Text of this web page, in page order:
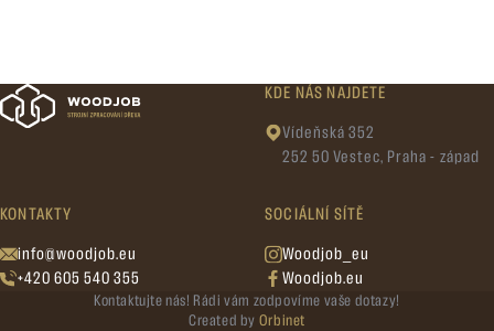
KDE NÁS NAJDETE
Vídeňská 352
252 50 Vestec, Praha - západ
KONTAKTY
info@woodjob.eu
+420 605 540 355
SOCIÁLNÍ SÍTĚ
Woodjob_eu
Woodjob.eu
Kontaktujte nás! Rádi vám zodpovíme vaše dotazy!
Created by Orbinet